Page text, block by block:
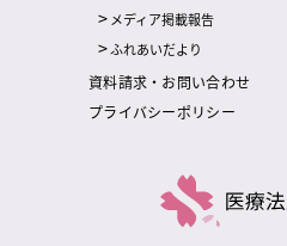
メディア掲載報告
ふれあいだより
資料請求・お問い合わせ
プライバシーポリシー